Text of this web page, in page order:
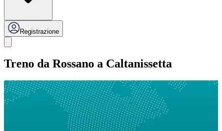
Registrazione
Treno da Rossano a Caltanissetta